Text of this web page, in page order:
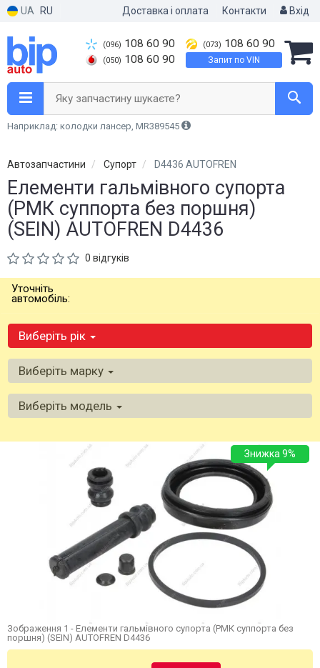
UA RU Доставка і оплата Контакти Вхід
(096) 108 60 90
(050) 108 60 90
(073) 108 60 90
Запит по VIN
Яку запчастину шукаєте?
Наприклад: колодки лансер, MR389545
Автозапчастини Супорт D4436 AUTOFREN
Елементи гальмівного супорта
(РМК суппорта без поршня)
(SEIN) AUTOFREN D4436
0 відгуків
Уточніть
автомобіль:
Виберіть рік
Виберіть марку
Виберіть модель
Знижка 9%
Зображення 1 - Елементи гальмівного супорта (РМК суппорта без
поршня) (SEIN) AUTOFREN D4436